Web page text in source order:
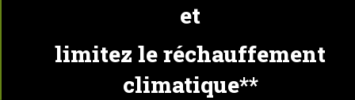
et
limitez le réchauffement
climatique**